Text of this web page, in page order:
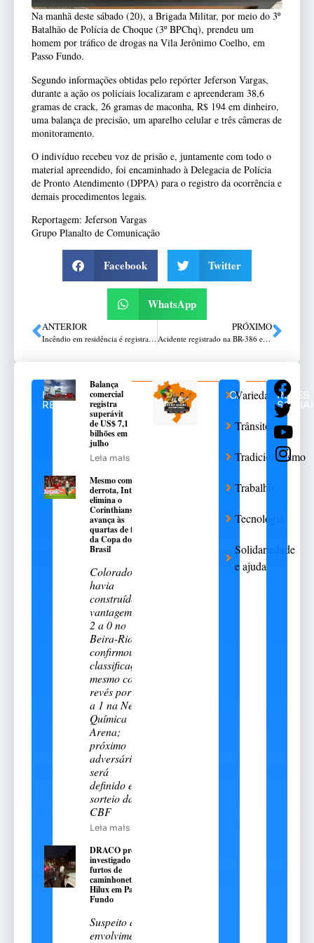
Na manhã deste sábado (20), a Brigada Militar, por meio do 3º
Batalhão de Polícia de Choque (3º BPChq), prendeu um
homem por tráfico de drogas na Vila Jerônimo Coelho, em
Passo Fundo.
Segundo informações obtidas pelo repórter Jeferson Vargas,
durante a ação os policiais localizaram e apreenderam 38,6
gramas de crack, 26 gramas de maconha, R$ 194 em dinheiro,
uma balança de precisão, um aparelho celular e três câmeras de
monitoramento.
O indivíduo recebeu voz de prisão e, juntamente com todo o
material apreendido, foi encaminhado à Delegacia de Polícia
de Pronto Atendimento (DPPA) para o registro da ocorrência e
demais procedimentos legais.
Reportagem: Jeferson Vargas
Grupo Planalto de Comunicação
Facebook Twitter
WhatsApp
ANTERIOR
Incêndio em residência é registrado no cdntro de Passo Fundo; caso é investigado como possível ato de vandalismo
PRÓXIMO
Acidente registrado na BR-386 entre Carazinho e Santo Antônio do Planalto
NOTÍCIAS
RELACIONADAS
Balança
comercial
registra
superávit
de US$ 7,1
bilhões em
julho
Leia mais
Mesmo com
derrota, Inter
elimina o
Corinthians e
avança às
quartas de final
da Copa do
Brasil
Colorado
havia
construído
vantagem de
2 a 0 no
Beira-Rio e
confirmou a
classificação
mesmo com
revés por 2
a 1 na Neo
Química
Arena;
próximo
adversário
será
definido em
sorteio da
CBF
Leia mais
DRACO prende
investigado por
furtos de
caminhonetes Toyota
Hilux em Passo
Fundo
Suspeito de
envolvimento no
CATEGORIAS
Variedades
Trânsito
Tradicionalismo
Trabalho
Tecnologia
Solidariedade
e ajuda
REDES